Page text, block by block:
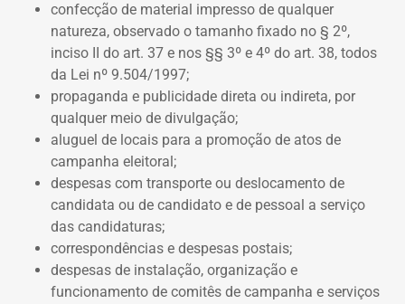
confecção de material impresso de qualquer
natureza, observado o tamanho fixado no § 2º,
inciso II do art. 37 e nos §§ 3º e 4º do art. 38, todos
da Lei nº 9.504/1997;
propaganda e publicidade direta ou indireta, por
qualquer meio de divulgação;
aluguel de locais para a promoção de atos de
campanha eleitoral;
despesas com transporte ou deslocamento de
candidata ou de candidato e de pessoal a serviço
das candidaturas;
correspondências e despesas postais;
despesas de instalação, organização e
funcionamento de comitês de campanha e serviços